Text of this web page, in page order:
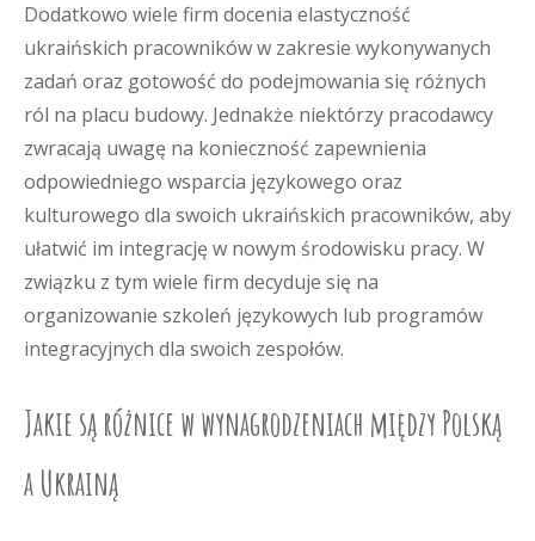
Dodatkowo wiele firm docenia elastyczność
ukraińskich pracowników w zakresie wykonywanych
zadań oraz gotowość do podejmowania się różnych
ról na placu budowy. Jednakże niektórzy pracodawcy
zwracają uwagę na konieczność zapewnienia
odpowiedniego wsparcia językowego oraz
kulturowego dla swoich ukraińskich pracowników, aby
ułatwić im integrację w nowym środowisku pracy. W
związku z tym wiele firm decyduje się na
organizowanie szkoleń językowych lub programów
integracyjnych dla swoich zespołów.
Jakie są różnice w wynagrodzeniach między Polską
a Ukrainą